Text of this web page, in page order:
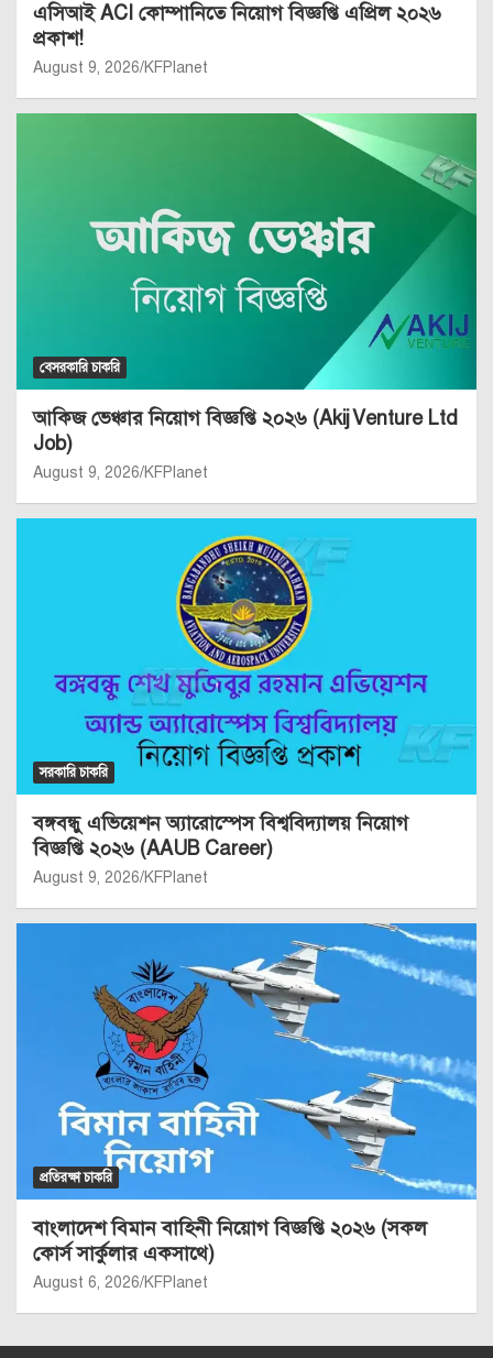
এসিআই ACI কোম্পানিতে নিয়োগ বিজ্ঞপ্তি এপ্রিল ২০২৬
প্রকাশ!
August 9, 2026 KFPlanet
বেসরকারি চাকরি
আকিজ ভেঞ্চার নিয়োগ বিজ্ঞপ্তি ২০২৬ (Akij Venture Ltd
Job)
August 9, 2026 KFPlanet
সরকারি চাকরি
বঙ্গবন্ধু এভিয়েশন অ্যারোস্পেস বিশ্ববিদ্যালয় নিয়োগ
বিজ্ঞপ্তি ২০২৬ (AAUB Career)
August 9, 2026 KFPlanet
প্রতিরক্ষা চাকরি
বাংলাদেশ বিমান বাহিনী নিয়োগ বিজ্ঞপ্তি ২০২৬ (সকল
কোর্স সার্কুলার একসাথে)
August 6, 2026 KFPlanet